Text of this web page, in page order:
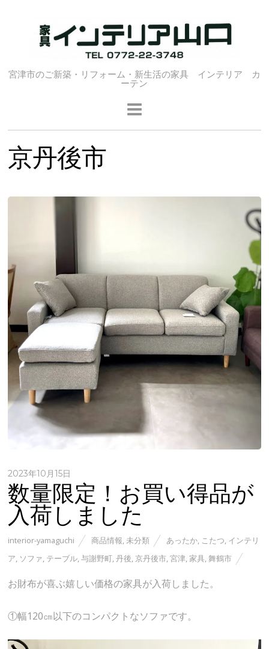
宮津市のご新築・リフォーム・新生活の家具 インテリア カ
ーテン
京丹後市
2023年10月15日
数量限定！お買い得品が
入荷しました
interior-yamaguchi 商品情報,未分類 あったか, こたつ, インテリ
ア, ソファ, テーブル,与謝野町,丹後,京丹後市,宮津,家具,舞鶴市
お財布が喜ぶ嬉しい価格の家具が入荷しました。
①幅120㎝以下のコンパクトなソファです。